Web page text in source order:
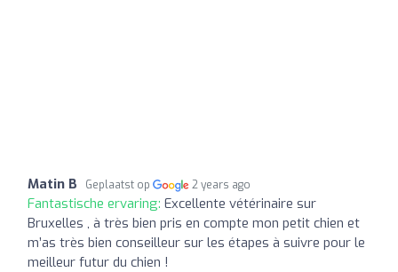
Matin B Geplaatst op 2 years ago
Fantastische ervaring: Excellente vétérinaire sur
Bruxelles , à très bien pris en compte mon petit chien et
m’as très bien conseilleur sur les étapes à suivre pour le
meilleur futur du chien !